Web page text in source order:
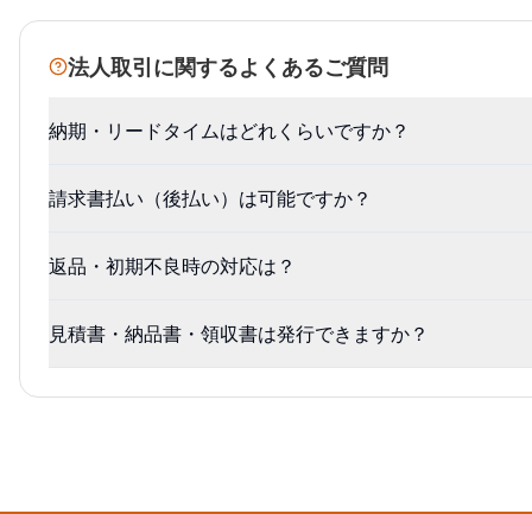
法人取引に関するよくあるご質問
納期・リードタイムはどれくらいですか？
請求書払い（後払い）は可能ですか？
返品・初期不良時の対応は？
見積書・納品書・領収書は発行できますか？